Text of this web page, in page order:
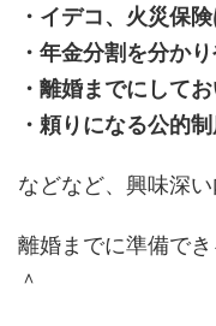
・イデコ、火災保
・年金分割を分か
・離婚までにして
・頼りになる公的
などなど、興味深い
離婚までに準備で
＾